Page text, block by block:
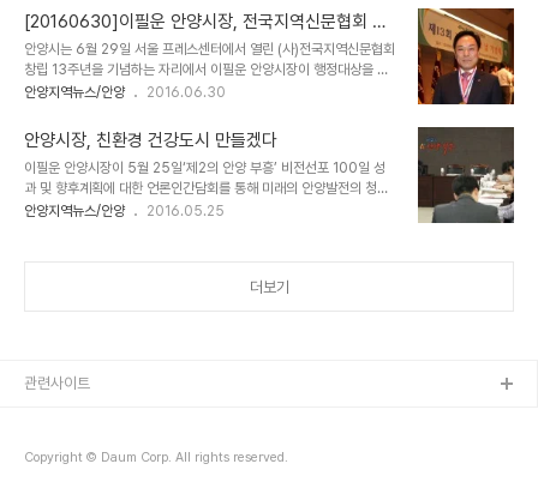
회를 갖고 이같은 결정을 내린 것으로 알려졌다. 특히 ..
고 "앞으로도 초심을 잃지 않고 안양의 미래를 위해 60만 시민과 함
께 '제2의 안양 부흥'을 반드시 이루어 내겠다"고 밝혔다. 이 시장이
발표한 주요 내용은 다음과 같다. 민선6기 전반기 주요성과로는 국도
비 등 외부재원의 대폭적인 확보이다. 국비는 지난 2년간 3,366억원
을 확보하였으며, 특별교부세 및 특별조정교부금도 286억원을 확보
492억원의 국․도비를 확보하였다. 또한,..
[20160630]이필운 안양시장, 전국지역신문협회 행
정대상 수상
안양시는 6월 29일 서울 프레스센터에서 열린 (사)전국지역신문협회
창립 13주년을 기념하는 자리에서 이필운 안양시장이 행정대상을 수
상했다고 밝혔다. 안양시에 따르면 이 시장은 지난 2014년 7월 민선
대상으로 한 진심토크 프로그램으로 시민과의 소통을 강화하고, 안양
5동 냉천지구 주거환경개선사업 추진 등 지역간 불균형 해소를 위해
힘을 모으는가 하면, 미래발전을 도모할 신 성장동력 창출에도 노력을
기울였다고 밝혔다. 특히 금년 들어서는 제2의 안양부흥 원년임을 선
포해 특성화된 권역별 발전계획 수립, 첨단창조산업육성, 사람중심의
안양지역뉴스/안양 2016.06.30
안양시장, 친환경 건강도시 만들겠다
이필운 안양시장이 5월 25일‘제2의 안양 부흥’ 비전선포 100일 성
과 및 향후계획에 대한 언론인간담회를 통해 미래의 안양발전의 청사
진으로 동․서, 구도시․신도시 간의 조화로운 균형발전과 지속성장 가능
~인덕원역을 중심축으로 한 첨단산업 클러스터 육성 ▲ 수리산, 삼막
고 있는 농림축산검역본부 부지는 올 하반..
안양지역뉴스/안양 2016.05.25
더보기
Copyright © Daum Corp. All rights reserved.
관련사이트